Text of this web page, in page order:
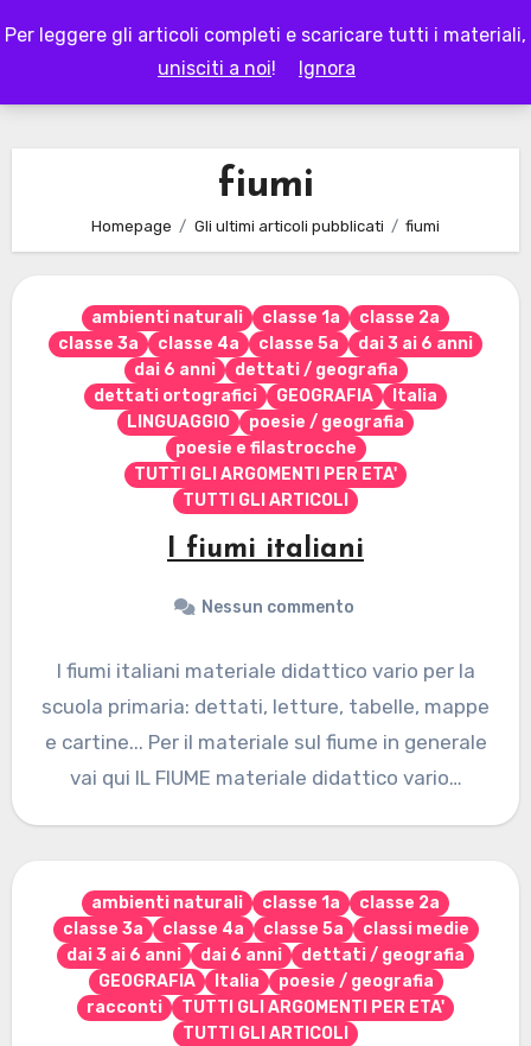
Per leggere gli articoli completi e scaricare tutti i materiali,
unisciti a noi! Ignora
to
LAPAPPADOLCE
fiumi
Homepage Gli ultimi articoli pubblicati fiumi
ambienti naturali classe 1a
classe 2a
classe 3a
classe 4a classe 5a
dai 3 ai 6 anni
dai 6 anni
dettati / geografia
dettati ortografici
GEOGRAFIA
Italia
LINGUAGGIO
poesie / geografia
poesie e filastrocche
TUTTI GLI ARGOMENTI PER ETA'
TUTTI GLI ARTICOLI
I fiumi italiani
Nessun commento
I fiumi italiani materiale didattico vario per la
scuola primaria: dettati, letture, tabelle, mappe
e cartine... Per il materiale sul fiume in generale
vai qui IL FIUME materiale didattico vario…
ambienti naturali classe 1a
classe 2a
classe 3a
classe 4a classe 5a
classi medie
dai 3 ai 6 anni
dai 6 anni
dettati / geografia
GEOGRAFIA
Italia
poesie / geografia
racconti
TUTTI GLI ARGOMENTI PER ETA'
TUTTI GLI ARTICOLI